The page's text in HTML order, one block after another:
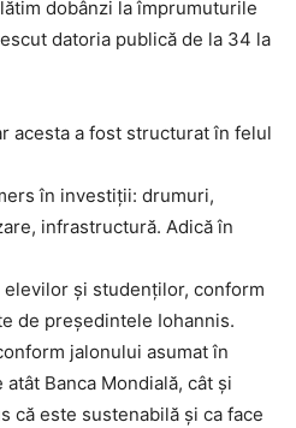
dobânzi la împrumuturile
datoria publică de la 34 la
acesta a fost structurat în felul
în investiții: drumuri,
infrastructură. Adică în
și studenților, conform
de președintele Iohannis.
jalonului asumat în
Banca Mondială, cât și
că este sustenabilă și ca face